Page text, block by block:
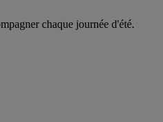
chaque journée d'été.